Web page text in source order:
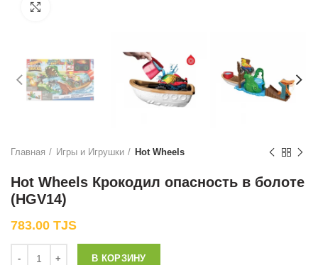
Главная Игры и Игрушки Hot Wheels
Hot Wheels Крокодил опасность в болоте
(HGV14)
783.00 TJS
В КОРЗИНУ